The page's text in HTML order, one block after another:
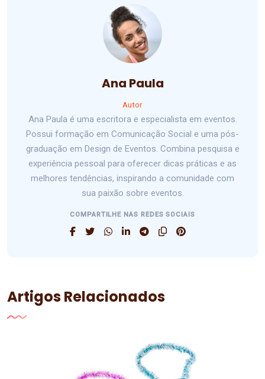
Ana Paula
Autor
Ana Paula é uma escritora e especialista em eventos.
Possui formação em Comunicação Social e uma pós-
graduação em Design de Eventos. Combina pesquisa e
experiência pessoal para oferecer dicas práticas e as
melhores tendências, inspirando a comunidade com
sua paixão sobre eventos.
COMPARTILHE NAS REDES SOCIAIS
Artigos Relacionados